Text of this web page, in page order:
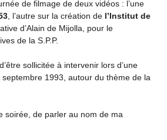
de filmage de deux vidéos : l’une
, l’autre sur la création de l’Institut de
d’Alain de Mijolla, pour le
de la S.P.P.
sollicitée à intervenir lors d’une
septembre 1993, autour du thème de la
soirée, de parler au nom de ma